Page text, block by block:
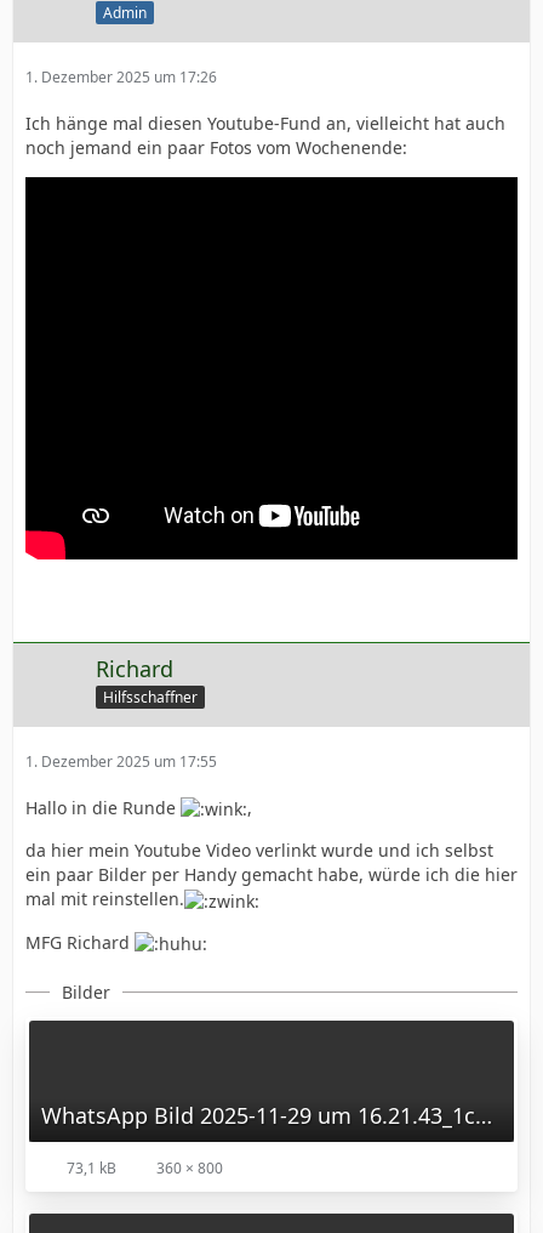
Admin
1. Dezember 2025 um 17:26
Ich hänge mal diesen Youtube-Fund an, vielleicht hat auch
noch jemand ein paar Fotos vom Wochenende:
Richard
Hilfsschaffner
1. Dezember 2025 um 17:55
Hallo in die Runde
,
da hier mein Youtube Video verlinkt wurde und ich selbst
ein paar Bilder per Handy gemacht habe, würde ich die hier
mal mit reinstellen.
MFG Richard
Bilder
WhatsApp Bild 2025-11-29 um 16.21.43_1cdba0ce.jpg
73,1 kB 360 × 800